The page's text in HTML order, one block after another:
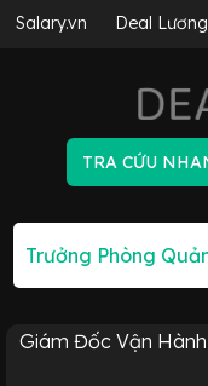
Salary.vn Deal Lương
Giám Đốc Vận Hành